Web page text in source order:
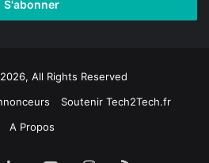
All Rights Reserved
Soutenir Tech2Tech.fr
A Propos